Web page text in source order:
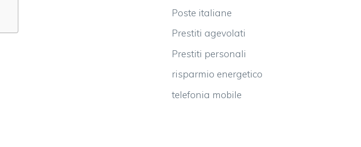
Poste italiane
Prestiti agevolati
Prestiti personali
risparmio energetico
telefonia mobile